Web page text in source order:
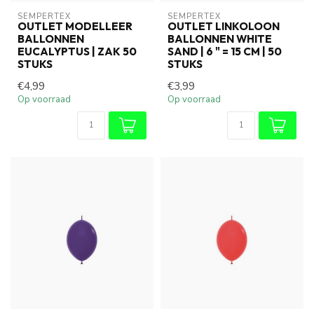
SEMPERTEX
OUTLET MODELLEER
BALLONNEN
EUCALYPTUS | ZAK 50
STUKS
€4,99
Op voorraad
SEMPERTEX
OUTLET LINKOLOON
BALLONNEN WHITE
SAND | 6 " = 15 CM | 50
STUKS
€3,99
Op voorraad